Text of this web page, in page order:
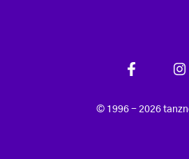
© 1996 - 2026